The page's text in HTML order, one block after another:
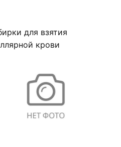
для взятия
крови